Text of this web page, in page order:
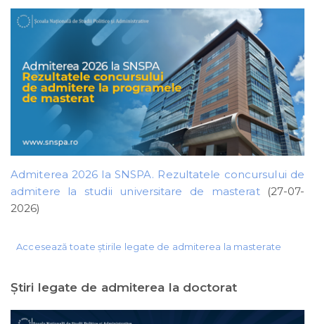
Admiterea 2026 la SNSPA. Rezultatele concursului de
admitere la studii universitare de masterat
(27-07-
2026)
Accesează toate știrile legate de admiterea la masterate
Ştiri legate de admiterea la doctorat